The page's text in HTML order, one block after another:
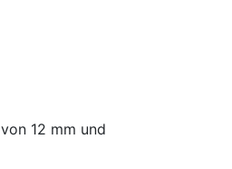
12 mm und